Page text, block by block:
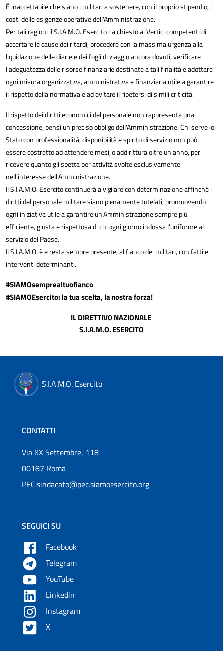
È inaccettabile che siano i militari a sostenere, con il proprio stipendio, i
costi delle esigenze operative dell'Amministrazione.
Per tali ragioni il S.I.A.M.O. Esercito ha chiesto ai Vertici competenti di
accertare le cause dei ritardi, procedere con la massima urgenza alla
liquidazione delle diarie e dei fogli di viaggio ancora dovuti, verificare
l'adeguatezza delle risorse finanziarie destinate a tali finalità e adottare
ogni misura organizzativa, amministrativa e finanziaria utile a garantire
il rispetto della normativa e ad evitare il ripetersi di simili criticità.
Il rispetto dei diritti economici del personale non rappresenta una
concessione, bensì un preciso obbligo dell'Amministrazione. Chi serve lo
Stato con professionalità, disponibilità e spirito di servizio non può
essere costretto ad attendere mesi, o addirittura oltre un anno, per
ricevere quanto gli spetta per attività svolte esclusivamente
nell'interesse dell'Amministrazione.
Il S.I.A.M.O. Esercito continuerà a vigilare con determinazione affinché i
diritti del personale militare siano pienamente tutelati, promuovendo
ogni iniziativa utile a garantire un'Amministrazione sempre più
efficiente, giusta e rispettosa di chi ogni giorno indossa l'uniforme al
servizio del Paese.
Il S.I.A.M.O. è e resta sempre presente, al fianco dei militari, con fatti e
interventi determinanti.
#SIAMOsemprealtuofianco
#SIAMOEsercito: la tua scelta, la nostra forza!
IL DIRETTIVO NAZIONALE
S.I.A.M.O. ESERCITO
S.I.A.M.O. Esercito
CONTATTI
Via XX Settembre, 118
00187 Roma
PEC:sindacato@pec.siamoesercito.org
SEGUICI SU
Facebook
Telegram
YouTube
Linkedin
Instagram
X